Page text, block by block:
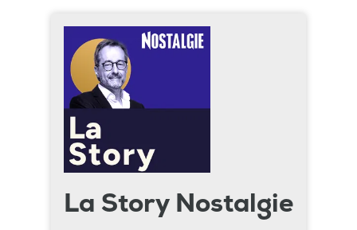
La Story Nostalgie